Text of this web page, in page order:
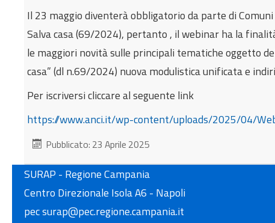
Il 23 maggio diventerà obbligatorio da parte di
Salva casa (69/2024), pertanto , il webinar ha la
le maggiori novità sulle principali tematiche oggetto
casa” (dl n.69/2024) nuova modulistica unificata e
Per iscriversi cliccare al seguente link
https://www.anci.it/wp-content/uploads/2025/04/
Pubblicato: 23 Aprile 2025
SURAP - Regione Campania
Centro Direzionale Isola A6 - Napoli
pec surap@pec.regione.campania.it